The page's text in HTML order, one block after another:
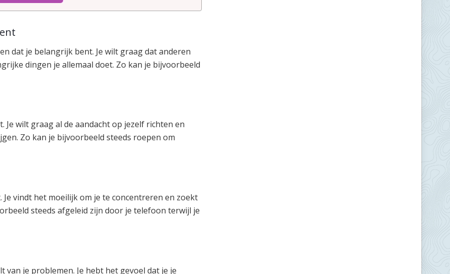
dat je belangrijk bent. Je wilt graag dat anderen
dingen je allemaal doet. Zo kan je bijvoorbeeld
Je wilt graag al de aandacht op jezelf richten en
Zo kan je bijvoorbeeld steeds roepen om
Je vindt het moeilijk om je te concentreren en zoekt
steeds afgeleid zijn door je telefoon terwijl je
van je problemen. Je hebt het gevoel dat je je